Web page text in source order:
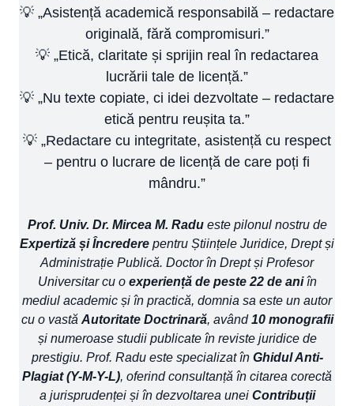
💡 „Asistență academică responsabilă – redactare
originală, fără compromisuri.”
💡 „Etică, claritate și sprijin real în redactarea
lucrării tale de licență.”
💡 „Nu texte copiate, ci idei dezvoltate – redactare
etică pentru reușita ta.”
💡 „Redactare cu integritate, asistență cu respect
– pentru o lucrare de licență de care poți fi
mândru.”
Prof. Univ. Dr. Mircea M. Radueste pilonul nostru de
Expertiză și Încredere pentru Științele Juridice, Drept și
Administrație Publică. Doctor în Drept și Profesor
Universitar cu o experiență de peste 22 de aniîn
mediul academic și în practică, domnia sa este un autor
cu o vastă Autoritate Doctrinară, având10 monografii
și numeroase studii publicate în reviste juridice de
prestigiu. Prof. Radu este specializat în Ghidul Anti-
Plagiat (Y-M-Y-L), oferind consultanță în citarea corectă
a jurisprudenței și în dezvoltarea unei Contribuții